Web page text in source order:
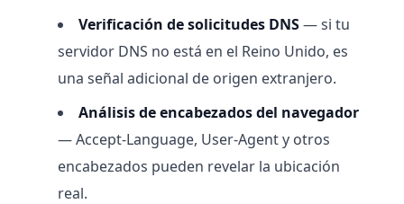
Verificación de solicitudes DNS— si tu
servidor DNS no está en el Reino Unido, es
una señal adicional de origen extranjero.
Análisis de encabezados del navegador
— Accept-Language, User-Agent y otros
encabezados pueden revelar la ubicación
real.